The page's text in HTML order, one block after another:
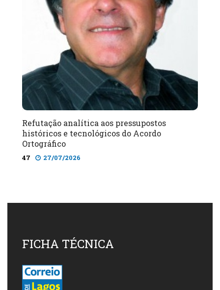
Refutação analítica aos pressupostos
históricos e tecnológicos do Acordo
Ortográfico
47 27/07/2026
FICHA TÉCNICA